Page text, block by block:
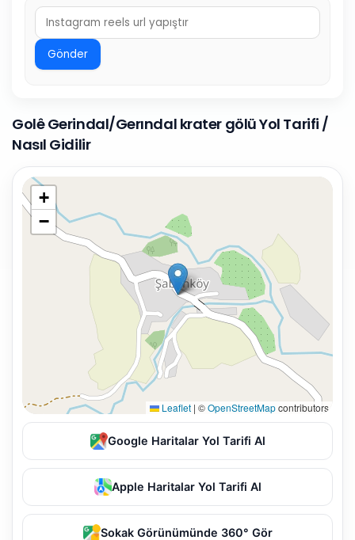
Gönder
Golê Gerindal/Gerındal krater gölü Yol Tarifi /
Nasıl Gidilir
+
−
Leaflet | ©OpenStreetMapcontributors
Google Haritalar Yol Tarifi Al
Apple Haritalar Yol Tarifi Al
Sokak Görünümünde 360° Gör